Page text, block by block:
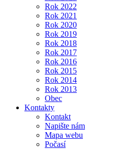
Rok 2022
Rok 2021
Rok 2020
Rok 2019
Rok 2018
Rok 2017
Rok 2016
Rok 2015
Rok 2014
Rok 2013
Obec
Kontakty
Kontakt
Napište nám
Mapa webu
Počasí